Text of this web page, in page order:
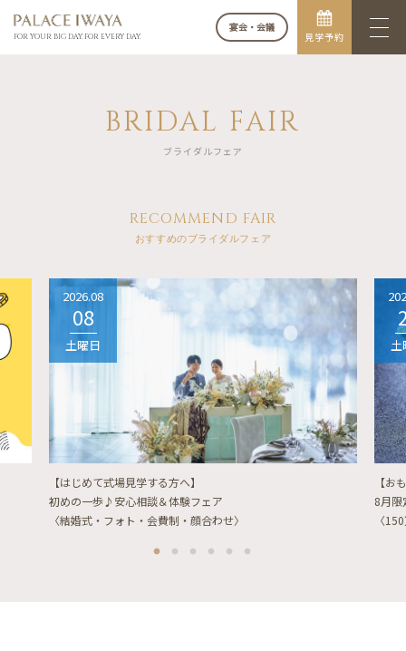
FOR YOUR BIG DAY. FOR EVERY DAY.
宴会・会議
見学予約
BRIDAL FAIR
ブライダルフェア
RECOMMEND FAIR
おすすめのブライダルフェア
2026.08
08
土曜日
【はじめて式場見学する方へ】
初めの一歩♪安心相談＆体験フェア
〈結婚式・フォト・会費制・顔合わせ〉
土
【お
8月限
〈